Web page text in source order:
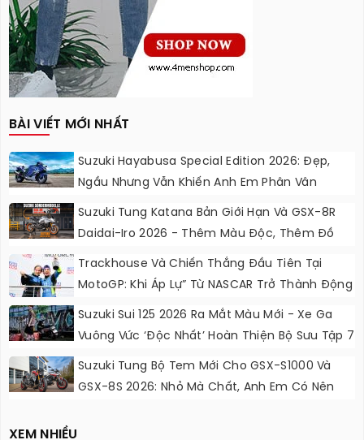
BÀI VIẾT MỚI NHẤT
Suzuki Hayabusa Special Edition 2026: Đẹp,
Ngầu Nhưng Vẫn Khiến Anh Em Phân Vân
Suzuki Tung Katana Bản Giới Hạn Và GSX-8R
Daidai-Iro 2026 - Thêm Màu Độc, Thêm Đồ
Chơi, Thêm Cá Tính
Trackhouse Và Chiến Thắng Đầu Tiên Tại
MotoGP: Khi Áp Lự” Từ NASCAR Trở Thành Động
Suzuki Sui 125 2026 Ra Mắt Màu Mới - Xe Ga
Vuông Vức ‘độc Nhất’ Hoàn Thiện Bộ Sưu Tập 7
Suzuki Tung Bộ Tem Mới Cho GSX-S1000 Và
GSX-8S 2026: Nhỏ Mà Chất, Anh Em Có Nên
XEM NHIỀU